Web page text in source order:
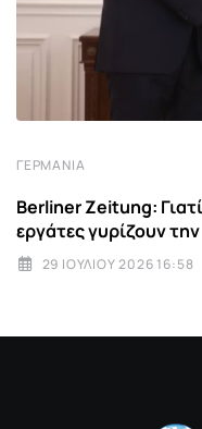
ΓΕΡΜΑΝΊΑ
Berliner Zeitung:
εργάτες γυρίζουν την
29 ΙΟΥΛΊΟΥ 2026 16:58